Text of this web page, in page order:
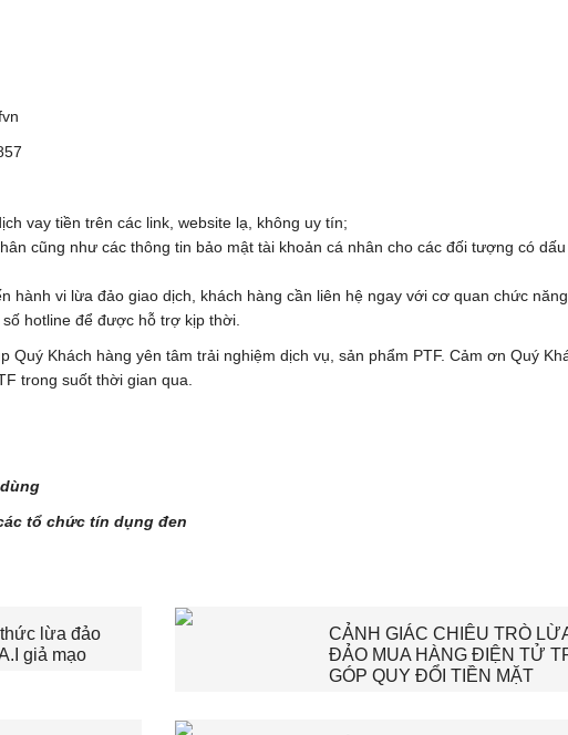
vay tiền trên các link, website lạ, không uy tín;
cũng như các thông tin bảo mật tài khoản cá nhân cho các đối tượng có dấu
hành vi lừa đảo giao dịch, khách hàng cần liên hệ ngay với cơ quan chức năng,
hotline để được hỗ trợ kịp thời.
Quý Khách hàng yên tâm trải nghiệm dịch vụ, sản phẩm PTF. Cảm ơn Quý
trong suốt thời gian qua.
tổ chức tín dụng đen
lừa đảo
giả mạo
CẢNH GIÁC CHIÊU TRÒ
ĐẢO MUA HÀNG ĐIỆN TỬ
GÓP QUY ĐỔI TIỀN MẶT